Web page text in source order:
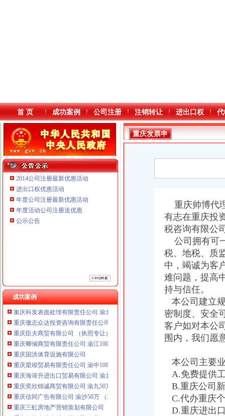
本站导航
首 页 成功案例 公司注册 注销转让 进出口权
2014公司注册最新优惠活动
进出口权优惠活动
年度公司注册最新优惠活动
年度活动公司注册送优惠
公示公告
成功案例
重庆鸽牌电线电缆有限公司 渝北10010万 (进出口权)
重庆科发表面处理有限责任公司 渝北800万 （进出口权）
重庆傲志众达投资咨询有限责任公司 渝九1000万 （增资）
重庆臣夫商贸有限公司 （执照专让）
重庆卿倾商贸有限责任公司 渝江100万 （工商注册）
重庆国洪体育设施有限公司
重庆星竣贸易有限责任公司 渝中100万 （进出口权）
重庆海谛升进出口贸易有限公司 渝北100万 （进出口权）
重庆奕欣锦诚商贸有限公司 渝九50万 （工商注册）
重庆信同广告有限公司 渝沙50万 （工商注册）
重庆三虹房地产营销策划有限公司
重庆鸽牌电线电缆有限公司 渝北10010万 (进出口权)
重庆发票申
请
重庆帅博代
有志在重庆投
税咨询有限公
公司拥有可
税、地税、质
中，竭诚为客
难问题，提高
持与信任。
本公司建立
密制度、安全
客户如对本公
围内，我们愿
本公司主要
A.免费提供
B.重庆公司
C.代办重庆
D.重庆进出